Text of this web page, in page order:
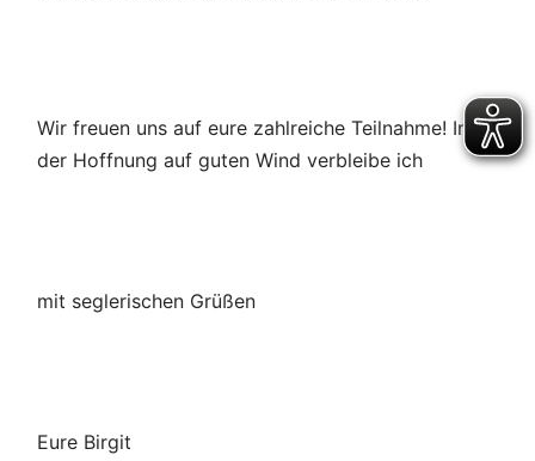
Wir freuen uns auf eure zahlreiche Teilnahme! In
der Hoffnung auf guten Wind verbleibe ich
mit seglerischen Grüßen
Eure Birgit